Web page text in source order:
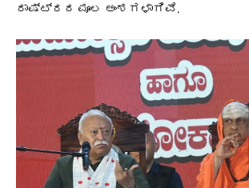
ರಾಷ್ಟ್ರದ ಮೂಲ ಅಂಶಗಳಾಗಿವೆ.